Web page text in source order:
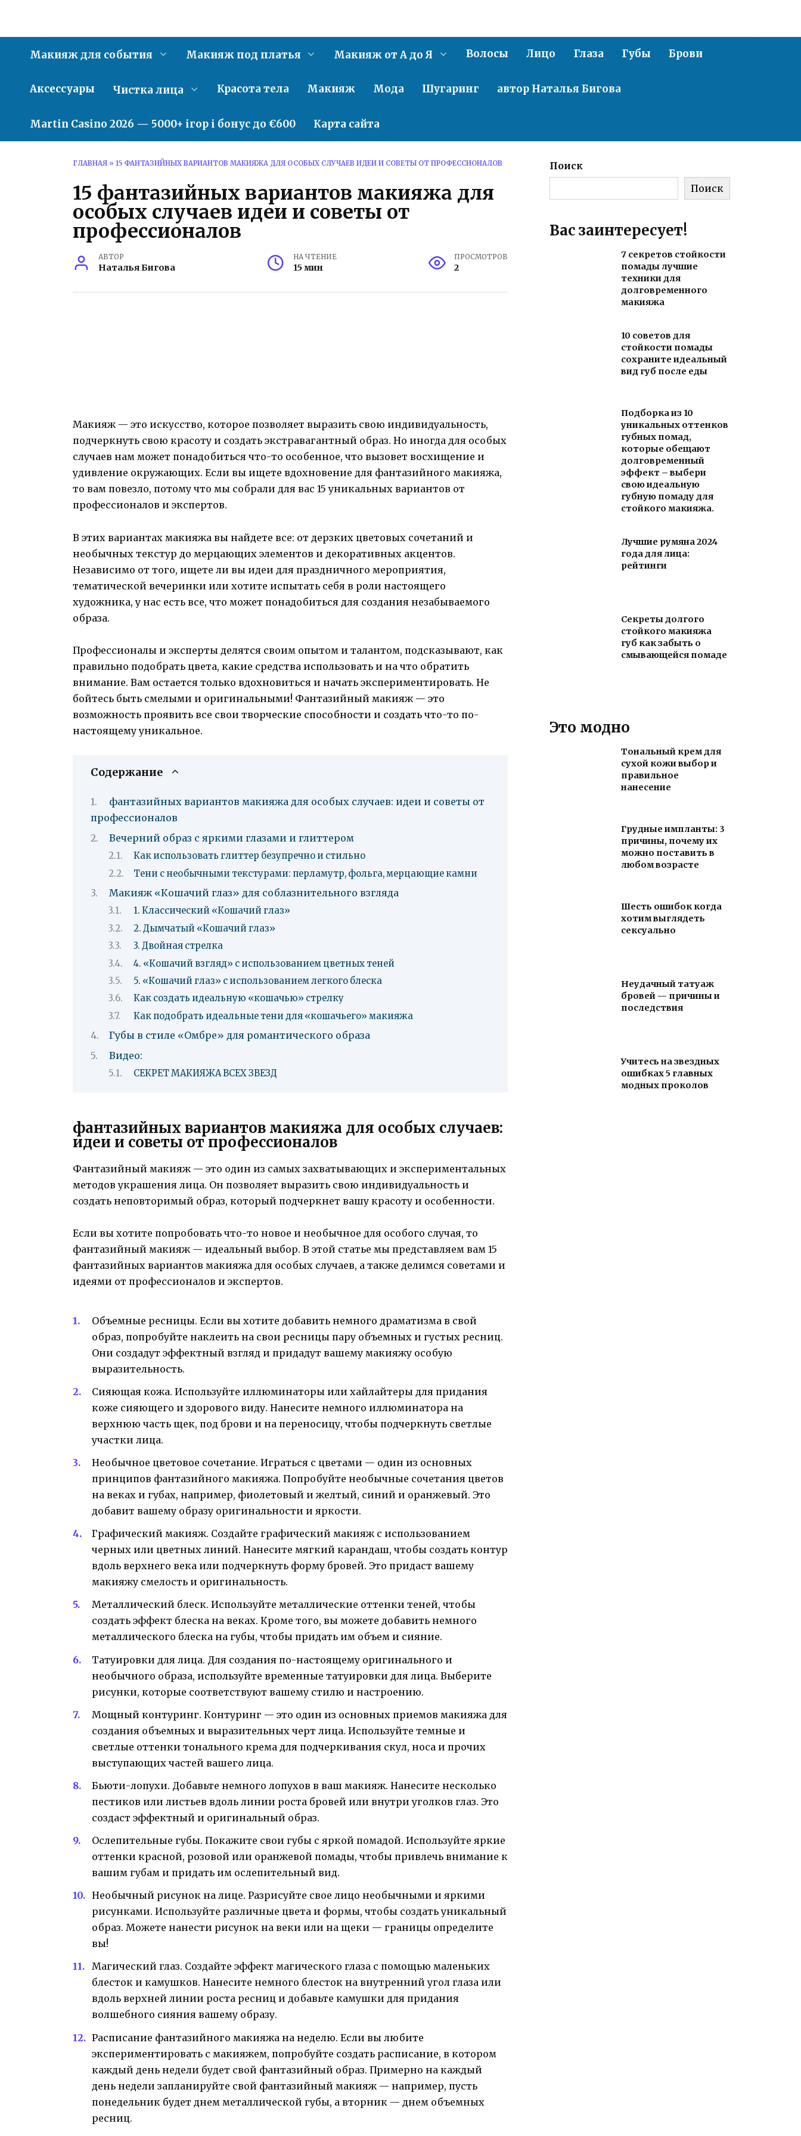
Макияж для события Макияж под платья Макияж от А до Я Волосы Лицо Глаза Губы Брови
Аксессуары Чистка лица Красота тела Макияж Мода Шугаринг автор Наталья Бигова
Martin Casino 2026 — 5000+ ігор і бонус до €600 Карта сайта
ГЛАВНАЯ » 15 ФАНТАЗИЙНЫХ ВАРИАНТОВ МАКИЯЖА ДЛЯ ОСОБЫХ СЛУЧАЕВ ИДЕИ И СОВЕТЫ ОТ ПРОФЕССИОНАЛОВ
15 фантазийных вариантов макияжа для
особых случаев идеи и советы от
профессионалов
АВТОР
Наталья Бигова
НА ЧТЕНИЕ
15 мин
ПРОСМОТРОВ
2
Макияж — это искусство, которое позволяет выразить свою индивидуальность,
подчеркнуть свою красоту и создать экстравагантный образ. Но иногда для особых
случаев нам может понадобиться что-то особенное, что вызовет восхищение и
удивление окружающих. Если вы ищете вдохновение для фантазийного макияжа,
то вам повезло, потому что мы собрали для вас 15 уникальных вариантов от
профессионалов и экспертов.
В этих вариантах макияжа вы найдете все: от дерзких цветовых сочетаний и
необычных текстур до мерцающих элементов и декоративных акцентов.
Независимо от того, ищете ли вы идеи для праздничного мероприятия,
тематической вечеринки или хотите испытать себя в роли настоящего
художника, у нас есть все, что может понадобиться для создания незабываемого
образа.
Профессионалы и эксперты делятся своим опытом и талантом, подсказывают, как
правильно подобрать цвета, какие средства использовать и на что обратить
внимание. Вам остается только вдохновиться и начать экспериментировать. Не
бойтесь быть смелыми и оригинальными! Фантазийный макияж — это
возможность проявить все свои творческие способности и создать что-то по-
настоящему уникальное.
Содержание
фантазийных вариантов макияжа для особых случаев: идеи и советы от
профессионалов
Вечерний образ с яркими глазами и глиттером
Как использовать глиттер безупречно и стильно
Тени с необычными текстурами: перламутр, фольга, мерцающие камни
Макияж «Кошачий глаз» для соблазнительного взгляда
1. Классический «Кошачий глаз»
2. Дымчатый «Кошачий глаз»
3. Двойная стрелка
4. «Кошачий взгляд» с использованием цветных теней
5. «Кошачий глаз» с использованием легкого блеска
Как создать идеальную «кошачью» стрелку
Как подобрать идеальные тени для «кошачьего» макияжа
Губы в стиле «Омбре» для романтического образа
Видео:
СЕКРЕТ МАКИЯЖА ВСЕХ ЗВЕЗД
фантазийных вариантов макияжа для особых случаев:
идеи и советы от профессионалов
Фантазийный макияж — это один из самых захватывающих и экспериментальных
методов украшения лица. Он позволяет выразить свою индивидуальность и
создать неповторимый образ, который подчеркнет вашу красоту и особенности.
Если вы хотите попробовать что-то новое и необычное для особого случая, то
фантазийный макияж — идеальный выбор. В этой статье мы представляем вам 15
фантазийных вариантов макияжа для особых случаев, а также делимся советами и
идеями от профессионалов и экспертов.
Объемные ресницы. Если вы хотите добавить немного драматизма в свой
образ, попробуйте наклеить на свои ресницы пару объемных и густых ресниц.
Они создадут эффектный взгляд и придадут вашему макияжу особую
выразительность.
Сияющая кожа. Используйте иллюминаторы или хайлайтеры для придания
коже сияющего и здорового виду. Нанесите немного иллюминатора на
верхнюю часть щек, под брови и на переносицу, чтобы подчеркнуть светлые
участки лица.
Необычное цветовое сочетание. Играться с цветами — один из основных
принципов фантазийного макияжа. Попробуйте необычные сочетания цветов
на веках и губах, например, фиолетовый и желтый, синий и оранжевый. Это
добавит вашему образу оригинальности и яркости.
Графический макияж. Создайте графический макияж с использованием
черных или цветных линий. Нанесите мягкий карандаш, чтобы создать контур
вдоль верхнего века или подчеркнуть форму бровей. Это придаст вашему
макияжу смелость и оригинальность.
Металлический блеск. Используйте металлические оттенки теней, чтобы
создать эффект блеска на веках. Кроме того, вы можете добавить немного
металлического блеска на губы, чтобы придать им объем и сияние.
Татуировки для лица. Для создания по-настоящему оригинального и
необычного образа, используйте временные татуировки для лица. Выберите
рисунки, которые соответствуют вашему стилю и настроению.
Мощный контуринг. Контуринг — это один из основных приемов макияжа для
создания объемных и выразительных черт лица. Используйте темные и
светлые оттенки тонального крема для подчеркивания скул, носа и прочих
выступающих частей вашего лица.
Бьюти-лопухи. Добавьте немного лопухов в ваш макияж. Нанесите несколько
пестиков или листьев вдоль линии роста бровей или внутри уголков глаз. Это
создаст эффектный и оригинальный образ.
Ослепительные губы. Покажите свои губы с яркой помадой. Используйте яркие
оттенки красной, розовой или оранжевой помады, чтобы привлечь внимание к
вашим губам и придать им ослепительный вид.
Необычный рисунок на лице. Разрисуйте свое лицо необычными и яркими
рисунками. Используйте различные цвета и формы, чтобы создать уникальный
образ. Можете нанести рисунок на веки или на щеки — границы определите
вы!
Магический глаз. Создайте эффект магического глаза с помощью маленьких
блесток и камушков. Нанесите немного блесток на внутренний угол глаза или
вдоль верхней линии роста ресниц и добавьте камушки для придания
волшебного сияния вашему образу.
Расписание фантазийного макияжа на неделю. Если вы любите
экспериментировать с макияжем, попробуйте создать расписание, в котором
каждый день недели будет свой фантазийный образ. Примерно на каждый
день недели запланируйте свой фантазийный макияж — например, пусть
понедельник будет днем металлической губы, а вторник — днем объемных
ресниц.
Поиск
Поиск
Вас заинтересует!
7 секретов стойкости
помады лучшие
техники для
долговременного
макияжа
10 советов для
стойкости помады
сохраните идеальный
вид губ после еды
Подборка из 10
уникальных оттенков
губных помад,
которые обещают
долговременный
эффект – выбери
свою идеальную
губную помаду для
стойкого макияжа.
Лучшие румяна 2024
года для лица:
рейтинги
Секреты долгого
стойкого макияжа
губ как забыть о
смывающейся помаде
Это модно
Тональный крем для
сухой кожи выбор и
правильное
нанесение
Грудные импланты: 3
причины, почему их
можно поставить в
любом возрасте
Шесть ошибок когда
хотим выглядеть
сексуально
Неудачный татуаж
бровей — причины и
последствия
Учитесь на звездных
ошибках 5 главных
модных проколов